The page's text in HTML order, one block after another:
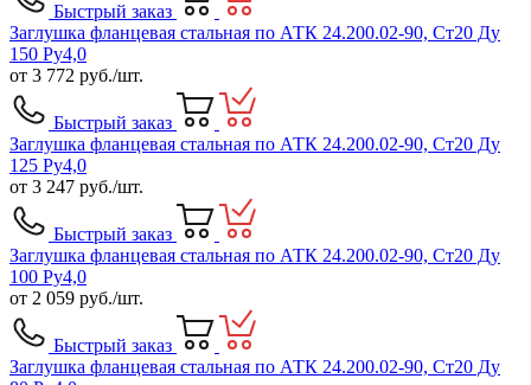
Быстрый заказ
Заглушка фланцевая стальная по АТК 24.200.02-90, Ст20 Ду
150 Ру4,0
от 3 772 руб./шт.
Быстрый заказ
Заглушка фланцевая стальная по АТК 24.200.02-90, Ст20 Ду
125 Ру4,0
от 3 247 руб./шт.
Быстрый заказ
Заглушка фланцевая стальная по АТК 24.200.02-90, Ст20 Ду
100 Ру4,0
от 2 059 руб./шт.
Быстрый заказ
Заглушка фланцевая стальная по АТК 24.200.02-90, Ст20 Ду